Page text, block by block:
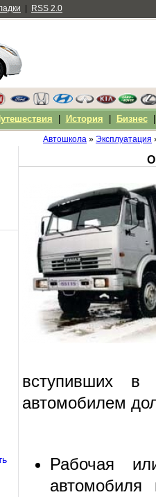
Автошкола » Эксплуатация
вступивших в
автомобилем
Рабочая
RSS 2.0
История Бизнес